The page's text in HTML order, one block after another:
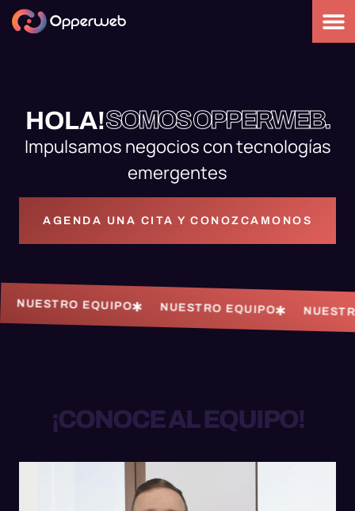
HOLA!SOMOS OPPERWEB.
Impulsamos negocios con tecnologías
emergentes
AGENDA UNA CITA Y CONOZCAMONOS
EQUIPO NUESTRO EQUIPO NUESTRO EQUIPO
¡CONOCE AL EQUIPO!